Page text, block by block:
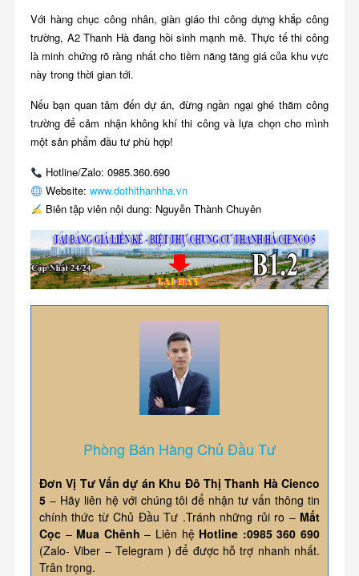
Với hàng chục công nhân, giàn giáo thi công dựng khắp công
trường, A2 Thanh Hà đang hồi sinh mạnh mẽ. Thực tế thi công
là minh chứng rõ ràng nhất cho tiềm năng tăng giá của khu vực
này trong thời gian tới.
Nếu bạn quan tâm đến dự án, đừng ngần ngại ghé thăm công
trường để cảm nhận không khí thi công và lựa chọn cho mình
một sản phẩm đầu tư phù hợp!
Hotline/Zalo: 0985.360.690
Website: www.dothithanhha.vn
Biên tập viên nội dung: Nguyễn Thành Chuyên
Phòng Bán Hàng Chủ Đầu Tư
Đơn Vị Tư Vấn dự án Khu Đô Thị Thanh Hà Cienco
5– Hãy liên hệ với chúng tôi để nhận tư vấn thông tin
chính thức từ Chủ Đầu Tư .Tránh những rủi ro – Mất
Cọc– Mua Chênh – Liên hệ Hotline :0985 360 690
(Zalo- Viber – Telegram ) để được hỗ trợ nhanh nhất.
Trân trọng.